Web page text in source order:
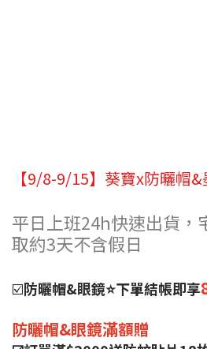
【9/8-9/15】葵寶x防曬帽
平日上班24h快速出貨，
取約3天不含假日
☑️防曬帽&眼鏡⭐下單結帳即享
防曬帽&眼鏡滿額贈